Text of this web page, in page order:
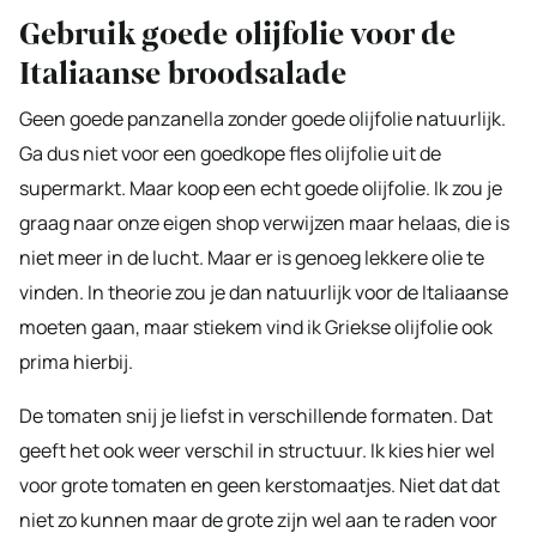
Gebruik goede olijfolie voor de
Italiaanse broodsalade
Geen goede panzanella zonder goede olijfolie natuurlijk.
Ga dus niet voor een goedkope fles olijfolie uit de
supermarkt. Maar koop een echt goede olijfolie. Ik zou je
graag naar onze eigen shop verwijzen maar helaas, die is
niet meer in de lucht. Maar er is genoeg lekkere olie te
vinden. In theorie zou je dan natuurlijk voor de Italiaanse
moeten gaan, maar stiekem vind ik Griekse olijfolie ook
prima hierbij.
De tomaten snij je liefst in verschillende formaten. Dat
geeft het ook weer verschil in structuur. Ik kies hier wel
voor grote tomaten en geen kerstomaatjes. Niet dat dat
niet zo kunnen maar de grote zijn wel aan te raden voor